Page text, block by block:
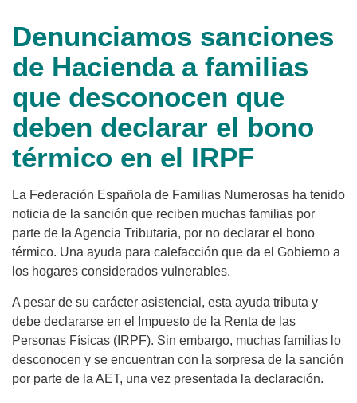
Denunciamos sanciones
de Hacienda a familias
que desconocen que
deben declarar el bono
térmico en el IRPF
La Federación Española de Familias Numerosas ha tenido
noticia de la sanción que reciben muchas familias por
parte de la Agencia Tributaria, por no declarar el bono
térmico. Una ayuda para calefacción que da el Gobierno a
los hogares considerados vulnerables.
A pesar de su carácter asistencial, esta ayuda tributa y
debe declararse en el Impuesto de la Renta de las
Personas Físicas (IRPF). Sin embargo, muchas familias lo
desconocen y se encuentran con la sorpresa de la sanción
por parte de la AET, una vez presentada la declaración.